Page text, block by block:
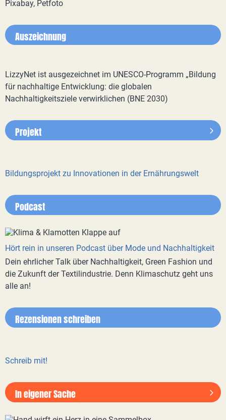
Pixabay, Petfoto
Auszeichnung
LizzyNet ist ausgezeichnet im UNESCO-Programm „Bildung
für nachhaltige Entwicklung: die globalen
Nachhaltigkeitsziele verwirklichen (BNE 2030)
Projekt
Bildungsprojekt zu Innovationen in der Ernährungswelt
Podcast
Hört rein in unseren Podcast über Mode und Nachhaltigkeit
Dein ehrlicher Talk über Nachhaltigkeit, Green Fashion und
die Zukunft der Textilindustrie. Denn Klimaschutz geht uns
alle an!
Rezensionen schreiben
Schreib mit!
In eigener Sache